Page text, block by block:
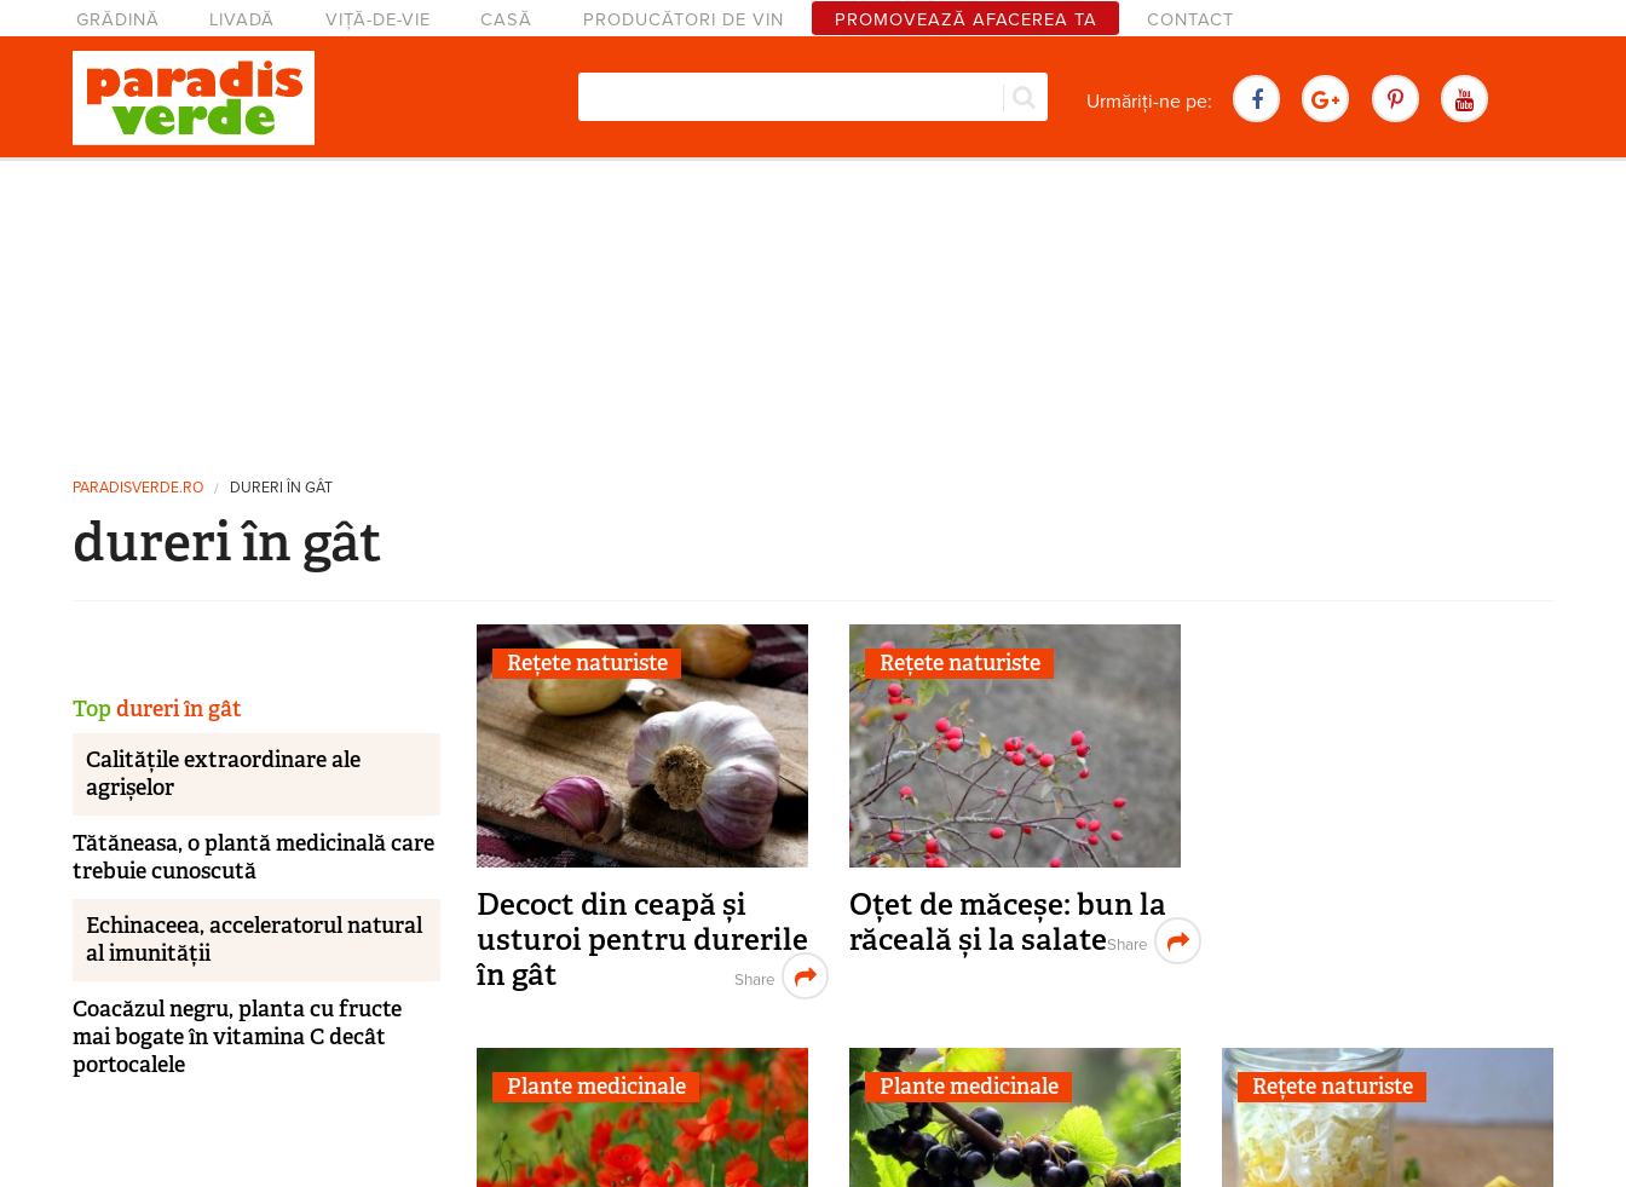
Mergi la conţinutul principal
Meniu principal
GRĂDINĂ LIVADĂ VIȚĂ-DE-VIE CASĂ PRODUCĂTORI DE VIN PROMOVEAZĂ AFACEREA TA CONTACT
Formular de căutare Urmăriți-ne pe:
Eşti aici
PARADISVERDE.RO DURERI ÎN GÂT
dureri în gât
Rețete naturiste
Decoct din ceapă și
usturoi pentru durerile
în gât
Share
Rețete naturiste
Oțet de măceșe: bun la
răceală și la salateShare
Plante medicinale Plante medicinale Rețete naturiste
Topdureri în gât
Calitățile extraordinare ale
agrișelor
Tătăneasa, o plantă medicinală care
trebuie cunoscută
Echinaceea, acceleratorul natural
al imunității
Coacăzul negru, planta cu fructe
mai bogate în vitamina C decât
portocalele